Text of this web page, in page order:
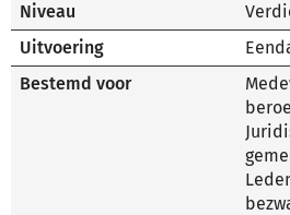
Niveau
Uitvoering
Bestemd voor